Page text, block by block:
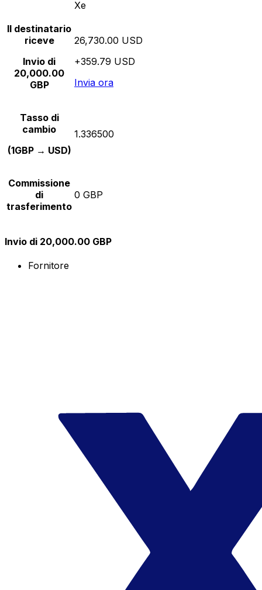
Xe
Il destinatario
riceve
Invio di
20,000.00
GBP
26,730.00 USD
+359.79 USD
Invia ora
Tasso di
cambio
(1GBP → USD)
1.336500
Commissione
di
trasferimento
0 GBP
Invio di 20,000.00 GBP
Fornitore